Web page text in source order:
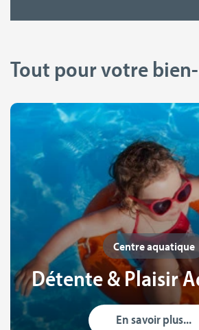
Tout pour votre
Centre aquatique
Détente & Plaisir
En savoir plus...